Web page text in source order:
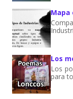
Mapa
Los
Los
para